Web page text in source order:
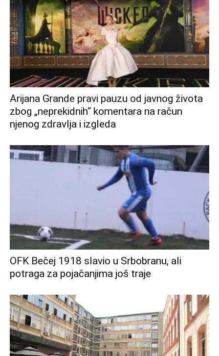
Arijana Grande pravi pauzu od javnog života
zbog „neprekidnih“ komentara na račun
njenog zdravlja i izgleda
OFK Bečej 1918 slavio u Srbobranu, ali
potraga za pojačanjima još traje